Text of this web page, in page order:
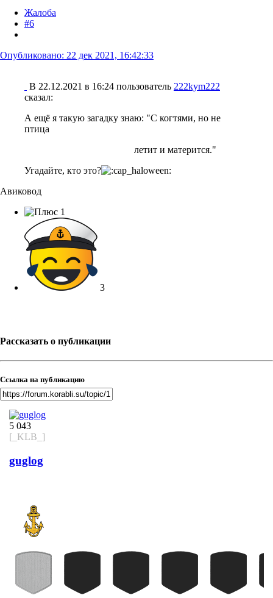
Жалоба
#6
Опубликовано: 22 дек 2021, 16:42:33
В 22.12.2021 в 16:24 пользователь 222kym222
сказал:
А ещё я такую загадку знаю: "С когтями, но не
птица
летит и матерится."
Угадайте, кто это?
Авиковод
1
3
Рассказать о публикации
Ссылка на публикацию
5 043
[_KLB_]
guglog